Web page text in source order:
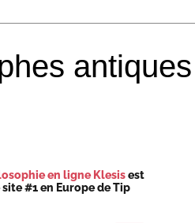
en ligne Klesisest
#1 en Europe de Tip